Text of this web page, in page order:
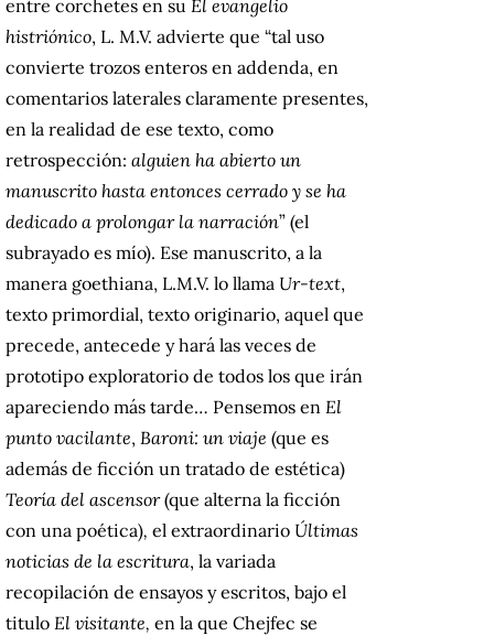
entre corchetes en su El evangelio
histriónico, L. M.V. advierte que “tal uso
convierte trozos enteros en addenda, en
comentarios laterales claramente presentes,
en la realidad de ese texto, como
retrospección: alguien ha abierto un
manuscrito hasta entonces cerrado y se ha
dedicado a prolongar la narración” (el
subrayado es mío). Ese manuscrito, a la
manera goethiana, L.M.V. lo llama Ur-text,
texto primordial, texto originario, aquel que
precede, antecede y hará las veces de
prototipo exploratorio de todos los que irán
apareciendo más tarde… Pensemos en El
punto vacilante, Baroni: un viaje (que es
además de ficción un tratado de estética)
Teoría del ascensor(que alterna la ficción
con una poética), el extraordinario Últimas
noticias de la escritura, la variada
recopilación de ensayos y escritos, bajo el
titulo El visitante, en la que Chejfec se